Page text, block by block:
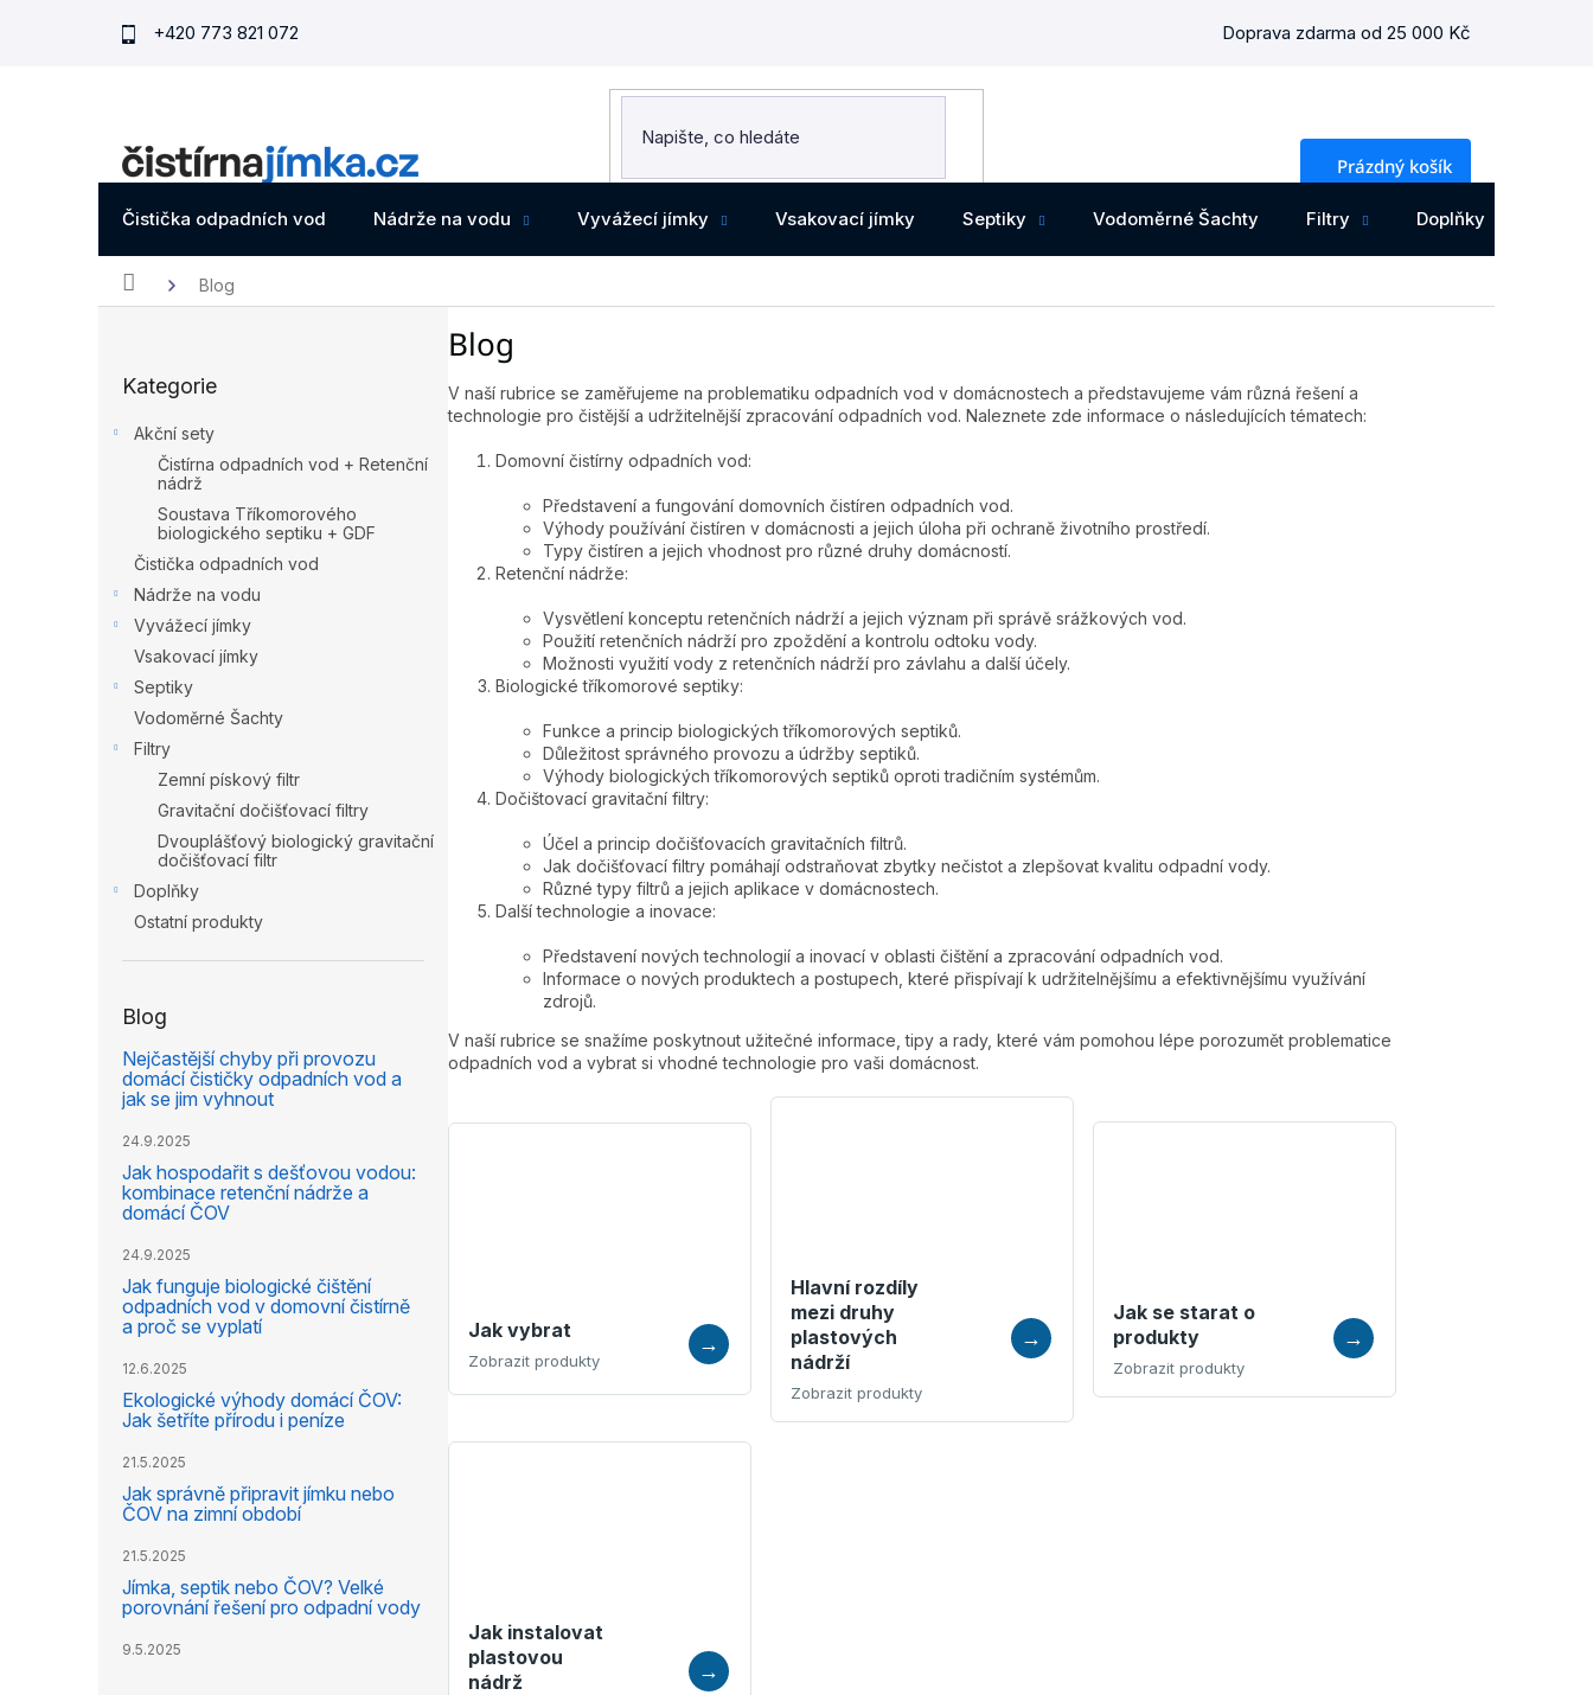
+420 773 821 072 Doprava zdarma od 25 000 Kč
NÁKUPNÍ
Prázdný košík
Čistička odpadních vod Nádrže na vodu Vyvážecí jímky Vsakovací jímky Septiky Vodoměrné Šachty Filtry Doplňky
Domů Blog
kategorie
Kategorie
Akční sety
Čistírna odpadních vod + Retenční
nádrž
Soustava Tříkomorového
biologického septiku + GDF
Čistička odpadních vod
Nádrže na vodu
Vyvážecí jímky
Vsakovací jímky
Septiky
Vodoměrné Šachty
Filtry
Zemní pískový filtr
Gravitační dočišťovací filtry
Dvouplášťový biologický gravitační
dočišťovací filtr
Doplňky
Ostatní produkty
Blog
Nejčastější chyby při provozu
domácí čističky odpadních vod a
jak se jim vyhnout
24.9.2025
Jak hospodařit s dešťovou vodou:
kombinace retenční nádrže a
domácí ČOV
24.9.2025
Jak funguje biologické čištění
odpadních vod v domovní čistírně
a proč se vyplatí
12.6.2025
Ekologické výhody domácí ČOV:
Jak šetříte přírodu i peníze
21.5.2025
Jak správně připravit jímku nebo
ČOV na zimní období
21.5.2025
Jímka, septik nebo ČOV? Velké
porovnání řešení pro odpadní vody
9.5.2025
Blog
V naší rubrice se zaměřujeme na problematiku odpadních vod v domácnostech a představujeme vám různá řešení a
technologie pro čistější a udržitelnější zpracování odpadních vod. Naleznete zde informace o následujících tématech:
Domovní čistírny odpadních vod:
Představení a fungování domovních čistíren odpadních vod.
Výhody používání čistíren v domácnosti a jejich úloha při ochraně životního prostředí.
Typy čistíren a jejich vhodnost pro různé druhy domácností.
Retenční nádrže:
Vysvětlení konceptu retenčních nádrží a jejich význam při správě srážkových vod.
Použití retenčních nádrží pro zpoždění a kontrolu odtoku vody.
Možnosti využití vody z retenčních nádrží pro závlahu a další účely.
Biologické tříkomorové septiky:
Funkce a princip biologických tříkomorových septiků.
Důležitost správného provozu a údržby septiků.
Výhody biologických tříkomorových septiků oproti tradičním systémům.
Dočištovací gravitační filtry:
Účel a princip dočišťovacích gravitačních filtrů.
Jak dočišťovací filtry pomáhají odstraňovat zbytky nečistot a zlepšovat kvalitu odpadní vody.
Různé typy filtrů a jejich aplikace v domácnostech.
Další technologie a inovace:
Představení nových technologií a inovací v oblasti čištění a zpracování odpadních vod.
Informace o nových produktech a postupech, které přispívají k udržitelnějšímu a efektivnějšímu využívání
zdrojů.
V naší rubrice se snažíme poskytnout užitečné informace, tipy a rady, které vám pomohou lépe porozumět problematice
odpadních vod a vybrat si vhodné technologie pro vaši domácnost.
Jak vybrat
Hlavní rozdíly
mezi druhy
plastových
nádrží
Jak se starat o
produkty
Jak instalovat
plastovou
nádrž